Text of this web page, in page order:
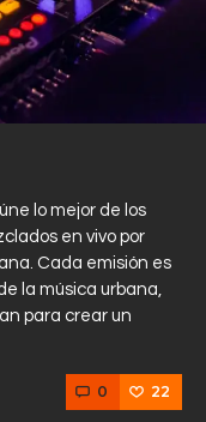
lo mejor de los
en vivo por
Cada emisión es
la música urbana,
para crear un
0 22